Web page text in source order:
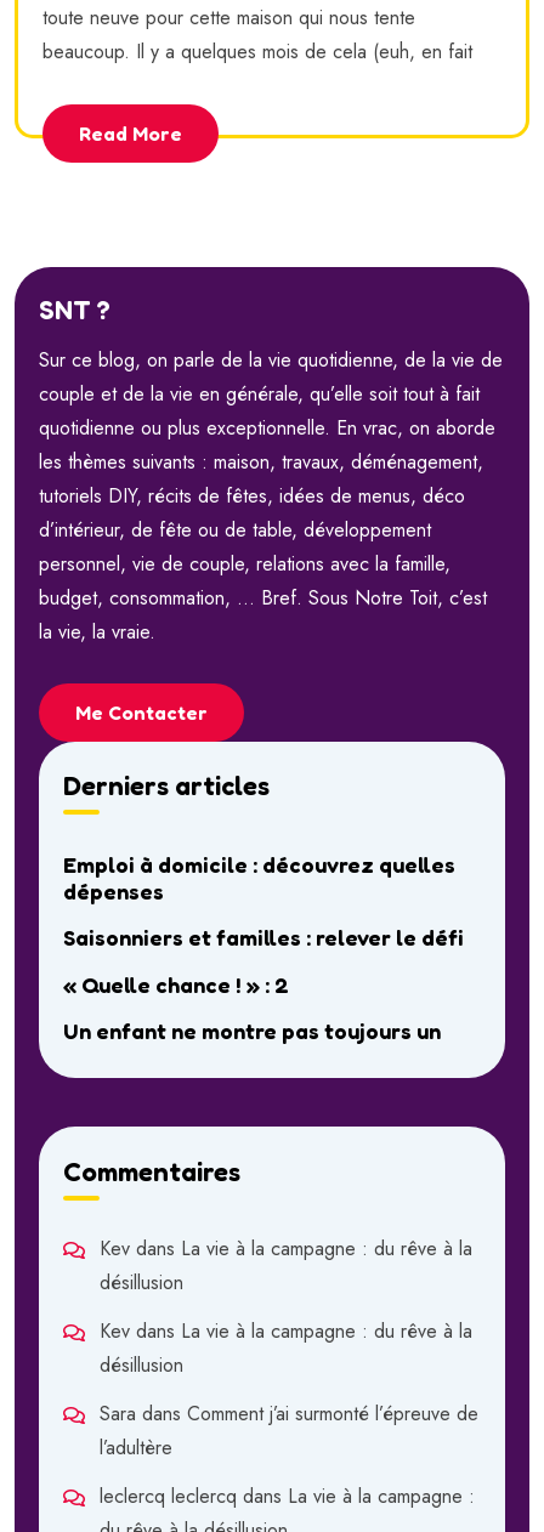
toute neuve pour cette maison qui nous tente
beaucoup. Il y a quelques mois de cela (euh, en fait
Read More
SNT ?
Sur ce blog, on parle de la vie quotidienne, de la vie de
couple et de la vie en générale, qu’elle soit tout à fait
quotidienne ou plus exceptionnelle. En vrac, on aborde
les thèmes suivants : maison, travaux, déménagement,
tutoriels DIY, récits de fêtes, idées de menus, déco
d’intérieur, de fête ou de table, développement
personnel, vie de couple, relations avec la famille,
budget, consommation, … Bref. Sous Notre Toit, c’est
la vie, la vraie.
Me Contacter
Derniers articles
Emploi à domicile : découvrez quelles
dépenses
Saisonniers et familles : relever le défi
« Quelle chance ! » : 2
Un enfant ne montre pas toujours un
Commentaires
Kev dans La vie à la campagne : du rêve à la
désillusion
Kev dans La vie à la campagne : du rêve à la
désillusion
Sara dans Comment j’ai surmonté l’épreuve de
l’adultère
leclercq leclercq dans La vie à la campagne :